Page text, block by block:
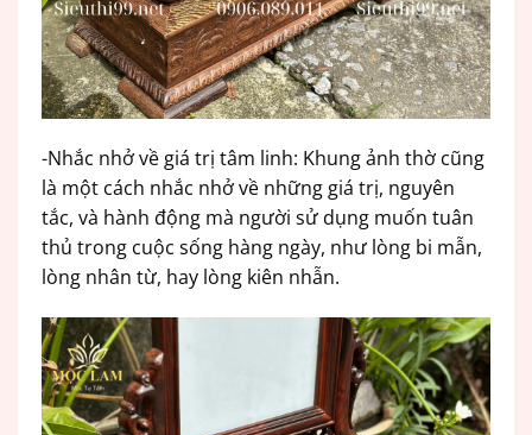
-Nhắc nhở về giá trị tâm linh: Khung ảnh thờ cũng
là một cách nhắc nhở về những giá trị, nguyên
tắc, và hành động mà người sử dụng muốn tuân
thủ trong cuộc sống hàng ngày, như lòng bi mẫn,
lòng nhân từ, hay lòng kiên nhẫn.